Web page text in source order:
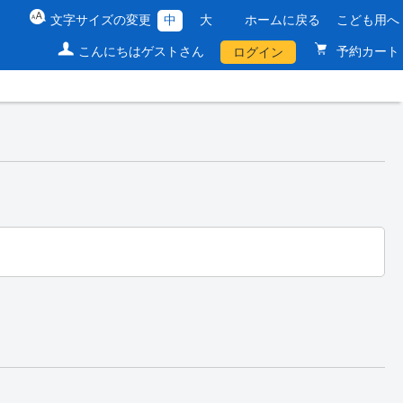
文字サイズの変更 中 大 ホームに戻る こども用へ
こんにちはゲストさん ログイン 予約カート